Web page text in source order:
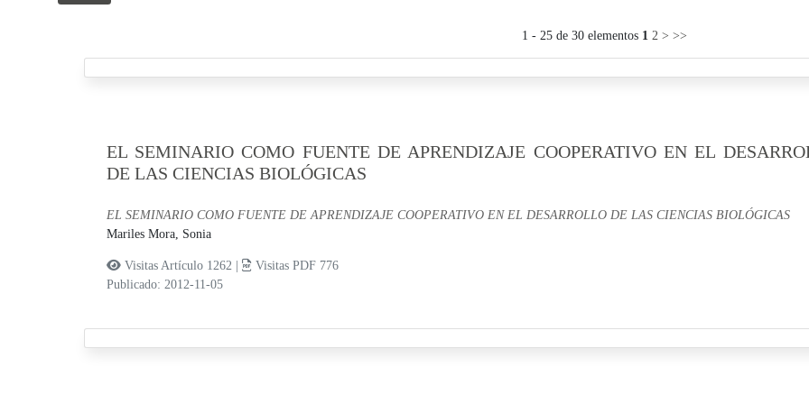
1 - 25 de 30 elementos 1 2 > >>
EL SEMINARIO COMO FUENTE DE APRENDIZAJE COOPERATIVO EN EL
DE LAS CIENCIAS BIOLÓGICAS
EL SEMINARIO COMO FUENTE DE APRENDIZAJE COOPERATIVO EN EL DESARROLLO DE LAS CIENCIAS BIOLÓGICAS
Mariles Mora, Sonia
Visitas Artículo 1262 |
Visitas PDF 776
Publicado: 2012-11-05